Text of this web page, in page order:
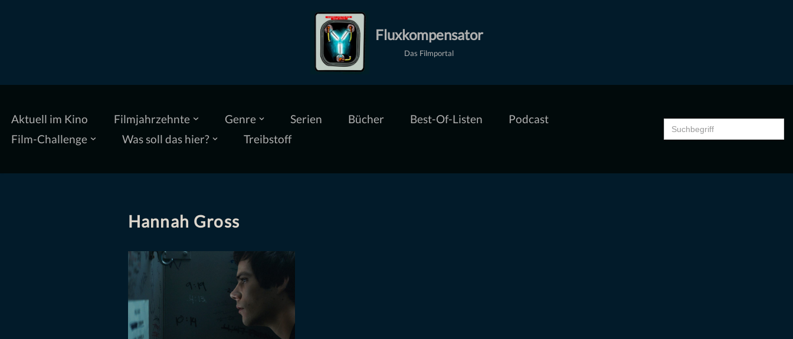
Fluxkompensator
Das Filmportal
Aktuell im Kino Filmjahrzehnte Genre Serien Bücher Best-Of-Listen
Podcast
Film-Challenge
Was soll das hier? Treibstoff
Search
for:
Hannah Gross